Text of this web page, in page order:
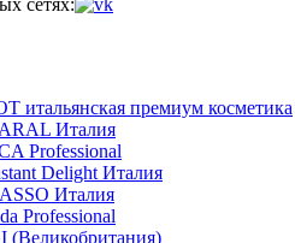
сетях:
итальянская премиум косметика
Италия
Professional
Delight Италия
Италия
Professional
(Великобритания)